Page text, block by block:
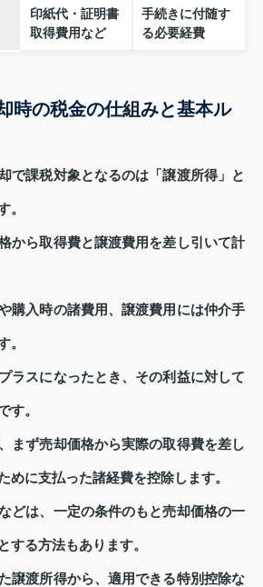
印紙代・証明書
取得費用など
手続きに付随す
る必要経費
時の税金の仕組みと基本ル
で課税対象となるのは「譲渡所得」と
。
から取得費と譲渡費用を差し引いて計
購入時の諸費用、譲渡費用には仲介手
。
ラスになったとき、その利益に対して
す。
まず売却価格から実際の取得費を差し
めに支払った諸経費を控除します。
どは、一定の条件のもと売却価格の一
する方法もあります。
譲渡所得から、適用できる特別控除な